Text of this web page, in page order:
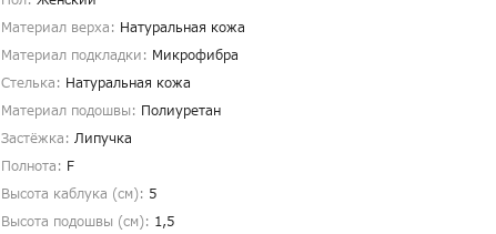
Материал верха: Натуральная кожа
Материал подкладки: Микрофибра
Стелька: Натуральная кожа
Материал подошвы: Полиуретан
Застёжка: Липучка
Полнота: F
Высота каблука (см): 5
Высота подошвы (см): 1,5